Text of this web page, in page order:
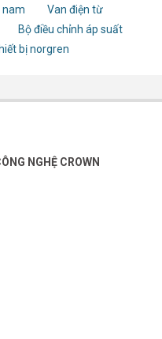
nam
Van điện từ
Bộ điều chỉnh áp suất
bị norgren
NGHỆ CROWN